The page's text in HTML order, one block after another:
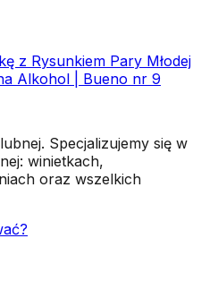
z Rysunkiem Pary Młodej
Alkohol | Bueno nr 9
Specjalizujemy się w
winietkach,
oraz wszelkich